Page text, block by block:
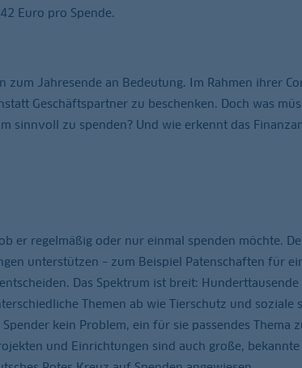
Euro pro Spende.
Jahresende an Bedeutung. Im Rahmen ihrer
Geschäftspartner zu beschenken. Doch was
sinnvoll zu spenden? Und wie erkennt das
er regelmäßig oder nur einmal spenden möchte.
unterstützen – zum Beispiel Patenschaften für
Das Spektrum ist breit: Hunderttausende
Themen ab wie Tierschutz und soziale
kein Problem, ein für sie passendes Thema
und Einrichtungen sind auch große, bekannte